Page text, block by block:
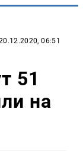
06:51
51
на